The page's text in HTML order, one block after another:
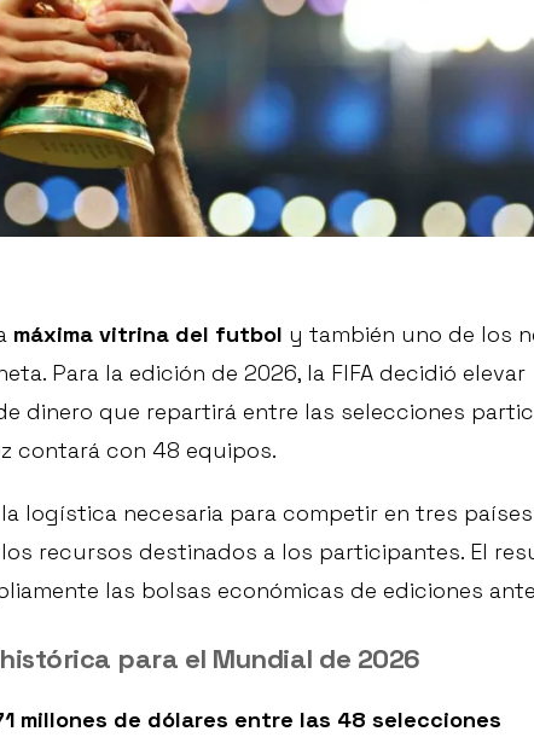
máxima vitrina del futbol y también uno de los
Para la edición de 2026, la FIFA decidió elevar
dinero que repartirá entre las selecciones
contará con 48 equipos.
logística necesaria para competir en tres países
recursos destinados a los participantes. El
las bolsas económicas de ediciones
para el Mundial de 2026
millones de dólares entre las 48 selecciones